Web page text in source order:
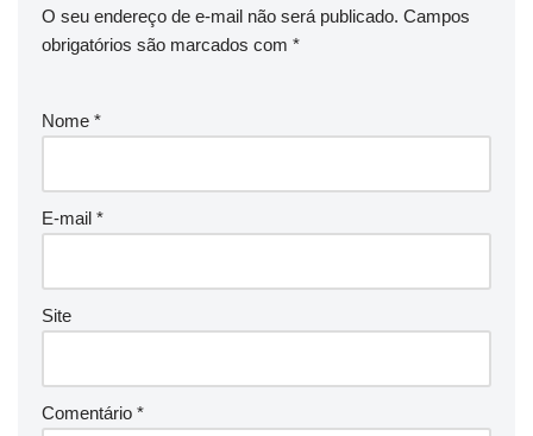
O seu endereço de e-mail não será publicado. Campos
obrigatórios são marcados com *
Nome *
E-mail *
Site
Comentário *